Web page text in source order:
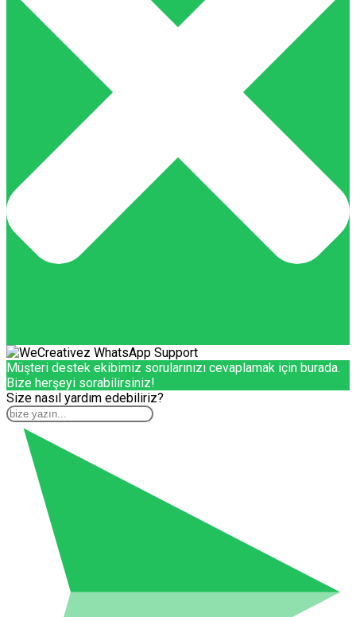
Müşteri destek ekibimiz sorularınızı cevaplamak için burada.
Bize herşeyi sorabilirsiniz!
Size nasıl yardım edebiliriz?